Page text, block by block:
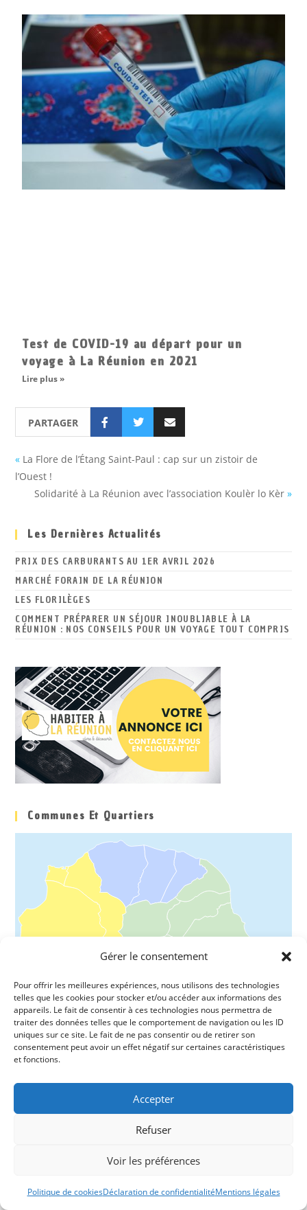
Gérer le consentement
Pour offrir les meilleures expériences, nous utilisons des technologies
telles que les cookies pour stocker et/ou accéder aux informations des
appareils. Le fait de consentir à ces technologies nous permettra de
traiter des données telles que le comportement de navigation ou les ID
uniques sur ce site. Le fait de ne pas consentir ou de retirer son
consentement peut avoir un effet négatif sur certaines caractéristiques
et fonctions.
Accepter
Refuser
Voir les préférences
Politique de cookiesDéclaration de confidentialitéMentions légales
Test de COVID-19 au départ pour un
voyage à La Réunion en 2021
Lire plus »
PARTAGER
« La Flore de l’Étang Saint-Paul : cap sur un zistoir de
l’Ouest !
Solidarité à La Réunion avec l’association Koulèr lo Kèr»
Les Dernières Actualités
PRIX DES CARBURANTS AU 1ER AVRIL 2026
MARCHÉ FORAIN DE LA RÉUNION
LES FLORILÈGES
COMMENT PRÉPARER UN SÉJOUR INOUBLIABLE À LA
RÉUNION : NOS CONSEILS POUR UN VOYAGE TOUT COMPRIS
Communes Et Quartiers